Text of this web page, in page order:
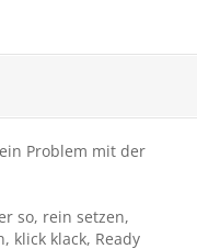
Problem mit der
so, rein setzen,
klick klack, Ready